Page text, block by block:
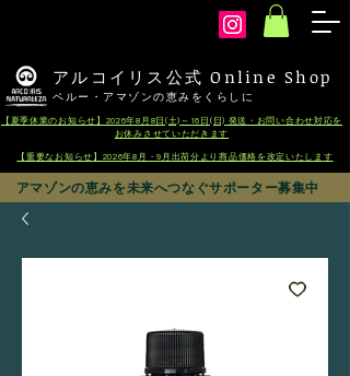
アルコイリス公式 Online Shop
ペルー・アマゾンの恵みをくらしに
【夏季休業のお知らせ】2026年8月8日(土)～16日(日) 発送・お問い合わせ対応を
お休みさせていただきます
【重要なお知らせ】2026年8月・9月出荷分より商品価格を改定いたします
アマゾンの恵みを未来へつなぐサポーター募集中